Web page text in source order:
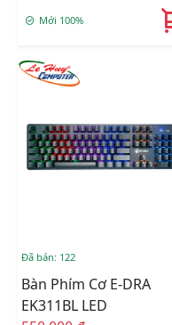
Mới 100%
Đã bán: 122
Bàn Phím Cơ E-DRA
EK311BL LED